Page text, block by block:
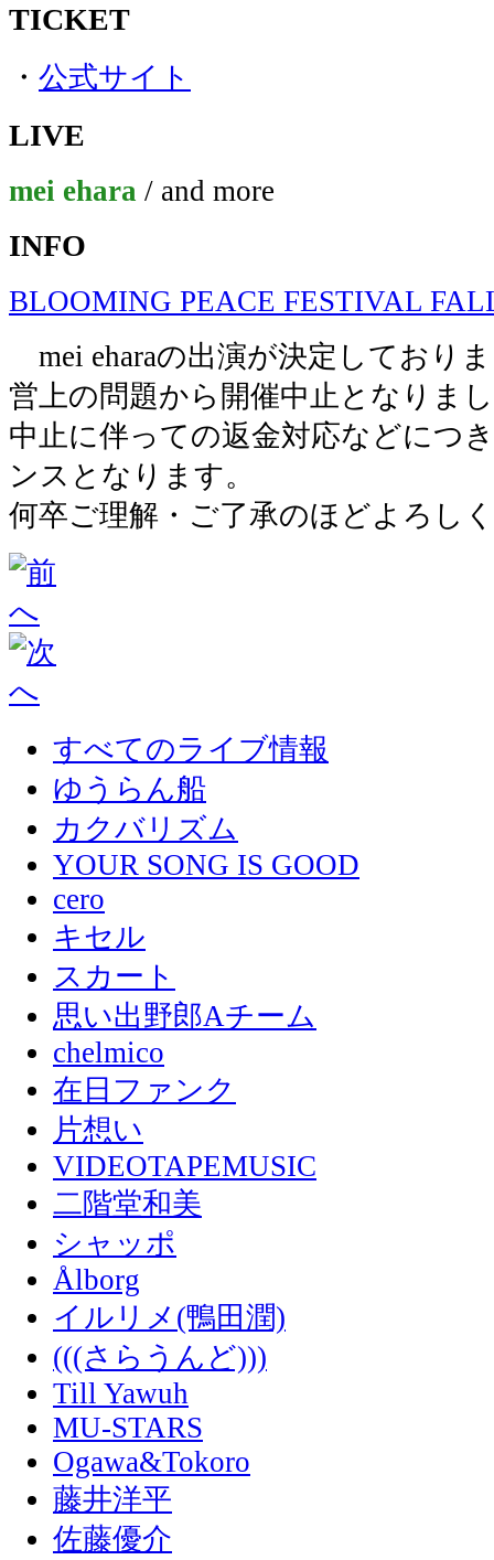
TICKET
・ 公式サイト
LIVE
mei ehara / and more
INFO
BLOOMING PEACE FESTIVAL
mei eharaの出演が決定しており
営上の問題から開催中止となりま
中止に伴っての返金対応などにつ
ンスとなります。
何卒ご理解・ご了承のほどよろし
すべてのライブ情報
ゆうらん船
カクバリズム
YOUR SONG IS GOOD
cero
キセル
スカート
思い出野郎Aチーム
chelmico
在日ファンク
片想い
VIDEOTAPEMUSIC
二階堂和美
シャッポ
Ålborg
イルリメ(鴨田潤)
(((さらうんど)))
Till Yawuh
MU-STARS
Ogawa&Tokoro
藤井洋平
佐藤優介